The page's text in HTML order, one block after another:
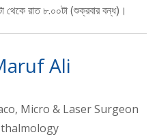
থেকে রাত ৮.০০টা (শুক্রবার বন্ধ)।
Ali
Micro & Laser Surgeon